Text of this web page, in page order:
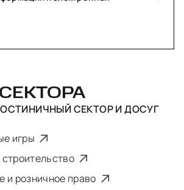
СЕКТОР И ДОСУГ
игры
и розничное право